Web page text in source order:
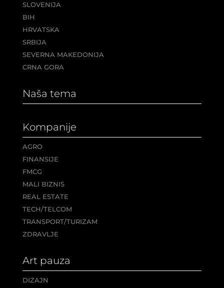
SLOVENIJA
BIH
HRVATSKA
SRBIJA
SEVERNA MAKEDONIJA
CRNA GORA
Naša tema
Kompanije
AGRO
FINANSIJE
FMCG
MALI BIZNIS
REAL ESTATE
TECH/TELCOM
TRANSPORT/TURIZAM
ZDRAVLJE
Art pauza
DIZAJN